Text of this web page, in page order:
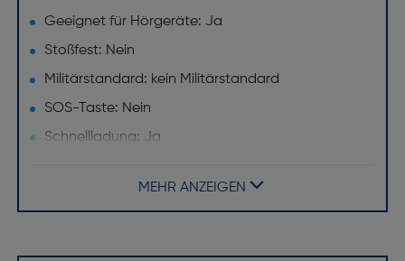
Geeignet für Hörgeräte: Ja
Stoßfest: Nein
Militärstandard: kein Militärstandard
SOS-Taste: Nein
Schnellladung: Ja
Push-to-talk-Funktion: Nein
Fingerabdruckscanner: Ja
MEHR ANZEIGEN